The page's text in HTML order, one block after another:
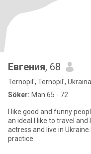
Евгения, 68
Ternopil', Ternopil', Ukraina
Söker: Man 65 - 72
I like good and funny
an ideal.I like to travel and
actress and live in
practice.